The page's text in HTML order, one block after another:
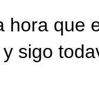
hora que
sigo